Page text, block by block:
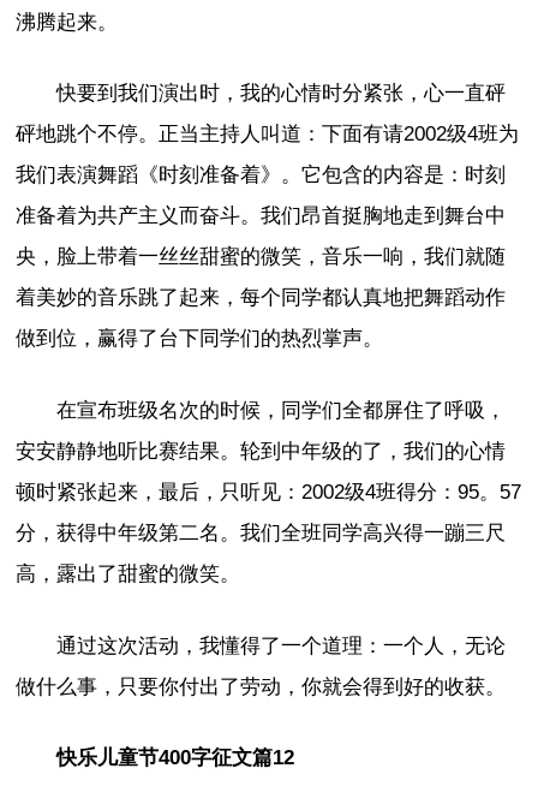
沸腾起来。
快要到我们演出时，我的心情时分紧张，心一直砰
砰地跳个不停。正当主持人叫道：下面有请2002级4班为
我们表演舞蹈《时刻准备着》。它包含的内容是：时刻
准备着为共产主义而奋斗。我们昂首挺胸地走到舞台中
央，脸上带着一丝丝甜蜜的微笑，音乐一响，我们就随
着美妙的音乐跳了起来，每个同学都认真地把舞蹈动作
做到位，赢得了台下同学们的热烈掌声。
在宣布班级名次的时候，同学们全都屏住了呼吸，
安安静静地听比赛结果。轮到中年级的了，我们的心情
顿时紧张起来，最后，只听见：2002级4班得分：95。57
分，获得中年级第二名。我们全班同学高兴得一蹦三尺
高，露出了甜蜜的微笑。
通过这次活动，我懂得了一个道理：一个人，无论
做什么事，只要你付出了劳动，你就会得到好的收获。
快乐儿童节400字征文篇12